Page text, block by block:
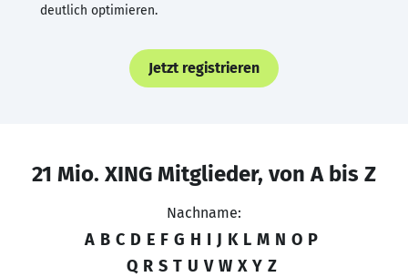
deutlich optimieren.
Jetzt registrieren
21 Mio. XING Mitglieder, von A bis Z
Nachname:
A B C D E F G H I J K L M N O P
Q R S T U V W X Y Z